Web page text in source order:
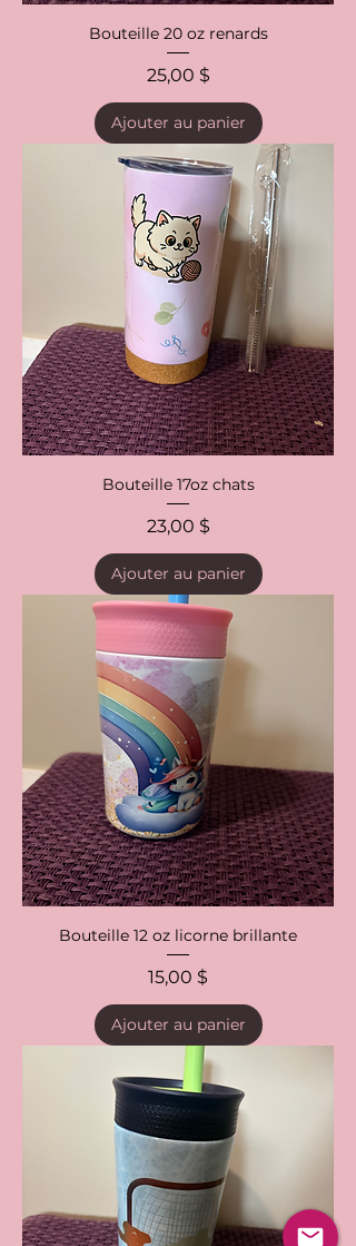
Bouteille 20 oz renards
Prix
25,00 $
Ajouter au panier
Bouteille 17oz chats
Prix
23,00 $
Ajouter au panier
Bouteille 12 oz licorne brillante
Prix
15,00 $
Ajouter au panier